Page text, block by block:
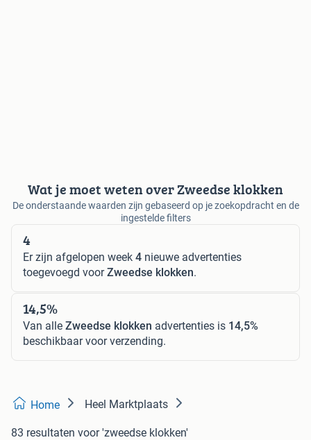
Wat je moet weten over Zweedse klokken
De onderstaande waarden zijn gebaseerd op je zoekopdracht en de
ingestelde filters
4
Er zijn afgelopen week 4 nieuwe advertenties
toegevoegd voorZweedse klokken.
14,5%
Van alle Zweedse klokken advertenties is 14,5%
beschikbaar voor verzending.
Home Heel Marktplaats
83 resultaten voor 'zweedse klokken'